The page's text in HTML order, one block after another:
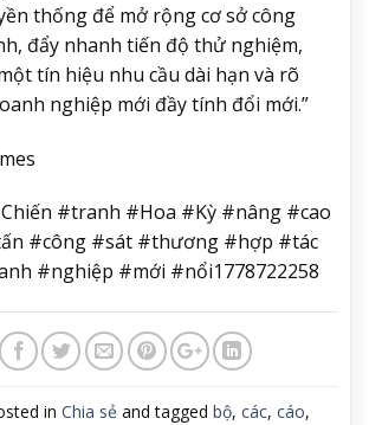
thống để mở rộng cơ sở công
đẩy nhanh tiến độ thử nghiệm,
tín hiệu nhu cầu dài hạn và rõ
nghiệp mới đầy tính đổi mới.”
#tranh #Hoa #Kỳ #nâng #cao
#công #sát #thương #hợp #tác
#nghiệp #mới #nổi1778722258
in Chia sẻ and tagged bộ, các, cáo,